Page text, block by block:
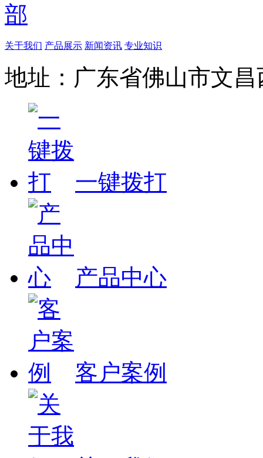
关于我们 产品展示 新闻资讯 专业知识
地址：广东省佛山市文
一键拨打
产品中心
客户案例